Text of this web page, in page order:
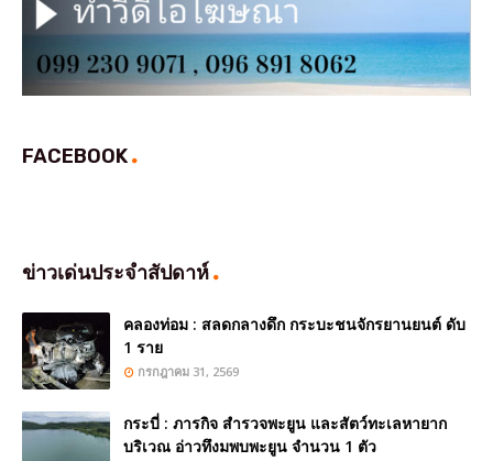
FACEBOOK
ข่าวเด่นประจำสัปดาห์
คลองท่อม : สลดกลางดึก กระบะชนจักรยานยนต์ ดับ
1 ราย
กรกฎาคม 31, 2569
กระบี่ : ภารกิจ สำรวจพะยูน และสัตว์ทะเลหายาก
บริเวณ อ่าวทึงมพบพะยูน จำนวน 1 ตัว